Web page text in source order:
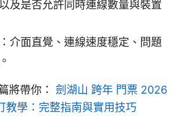
及是否允許同時連線數量與裝置
介面直覺、連線速度穩定、問題
將帶你： 劍湖山 跨年 門票 2026
教學：完整指南與實用技巧